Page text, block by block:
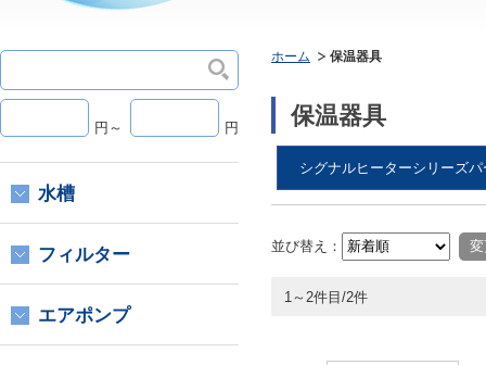
ホーム 保温器具
保温器具
シグナルヒーターシリーズパ
並び替え：
1～2件目/2件
円～ 円
水槽
フィルター
エアポンプ